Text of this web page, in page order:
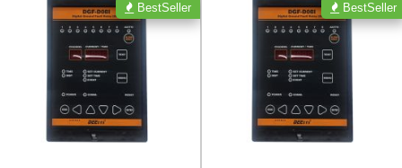
BestSeller BestSeller